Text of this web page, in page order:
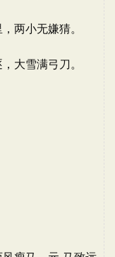
两小无嫌猜。
大雪满弓刀。